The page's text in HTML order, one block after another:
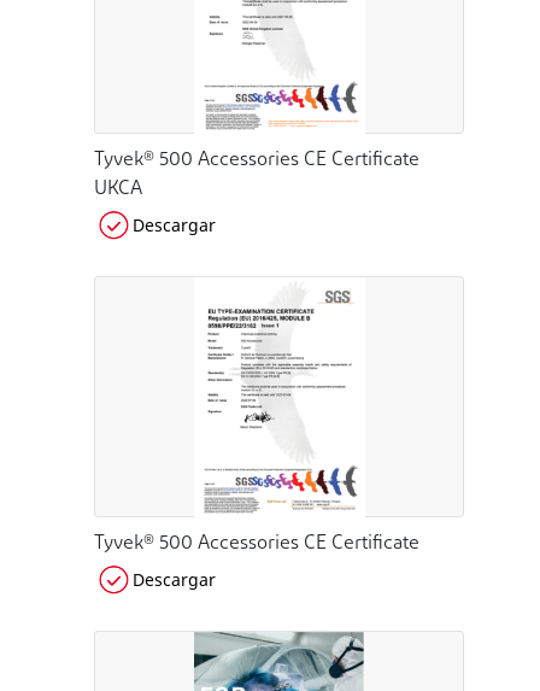
Tyvek® 500 Accessories CE Certificate
UKCA
Descargar
Tyvek® 500 Accessories CE Certificate
Descargar